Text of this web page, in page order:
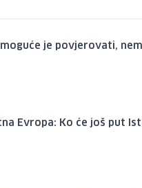
je povjerovati,
Evropa: Ko će još put